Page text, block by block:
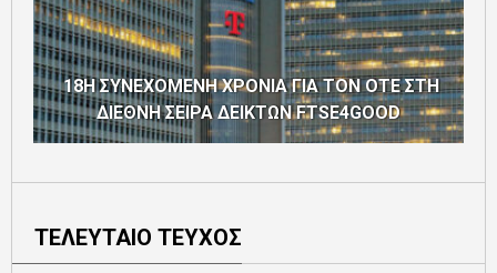
18Η ΣΥΝΕΧΟΜΕΝΗ ΧΡΟΝΙΑ ΓΙΑ ΤΟΝ ΟΤΕ ΣΤΗ
ΔΙΕΘΝΗ ΣΕΙΡΑ ΔΕΙΚΤΩΝ FTSE4GOOD
ΤΕΛΕΥΤΑΙΟ ΤΕΥΧΟΣ